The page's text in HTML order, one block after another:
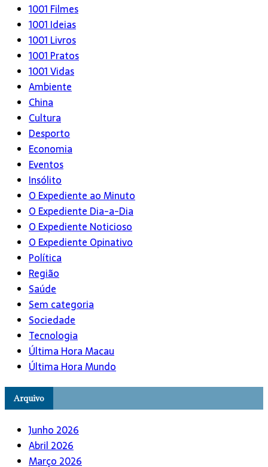
1001 Filmes
1001 Ideias
1001 Livros
1001 Pratos
1001 Vidas
Ambiente
China
Cultura
Desporto
Economia
Eventos
Insólito
O Expediente ao Minuto
O Expediente Dia-a-Dia
O Expediente Noticioso
O Expediente Opinativo
Política
Região
Saúde
Sem categoria
Sociedade
Tecnologia
Última Hora Macau
Última Hora Mundo
Arquivo
Junho 2026
Abril 2026
Março 2026